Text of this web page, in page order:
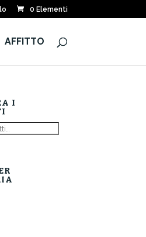
0 Elementi
AFFITTO
I